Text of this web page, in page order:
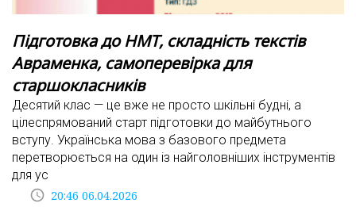
Підготовка до НМТ, складність текстів
Авраменка, самоперевірка для
старшокласників
Десятий клас — це вже не просто шкільні будні, а
цілеспрямований старт підготовки до майбутнього
вступу. Українська мова з базового предмета
перетворюється на один із найголовніших інструментів
для ус
access_time 20:46 06.04.2026